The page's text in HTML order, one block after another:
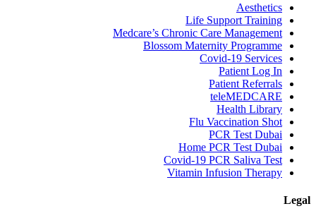
Aesthetics
Life Support Training
Medcare’s Chronic Care Management
Blossom Maternity Programme
Covid-19 Services
Patient Log In
Patient Referrals
teleMEDCARE
Health Library
Flu Vaccination Shot
PCR Test Dubai
Home PCR Test Dubai
Covid-19 PCR Saliva Test
Vitamin Infusion Therapy
Legal